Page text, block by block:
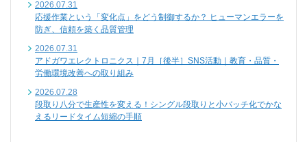
2026.07.31
応援作業という「変化点」をどう制御するか？ ヒューマンエラーを
防ぎ、信頼を築く品質管理
2026.07.31
アドガワエレクトロニクス｜7月［後半］SNS活動｜教育・品質・
労働環境改善への取り組み
2026.07.28
段取り八分で生産性を変える！シングル段取りと小バッチ化でかな
えるリードタイム短縮の手順